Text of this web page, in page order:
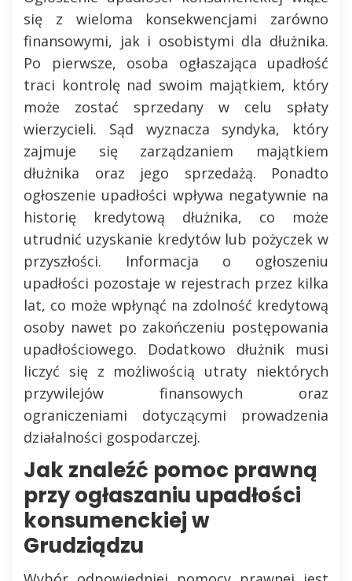
się z wieloma konsekwencjami zarówno
finansowymi, jak i osobistymi dla dłużnika.
Po pierwsze, osoba ogłaszająca upadłość
traci kontrolę nad swoim majątkiem, który
może zostać sprzedany w celu spłaty
wierzycieli. Sąd wyznacza syndyka, który
zajmuje się zarządzaniem majątkiem
dłużnika oraz jego sprzedażą. Ponadto
ogłoszenie upadłości wpływa negatywnie na
historię kredytową dłużnika, co może
utrudnić uzyskanie kredytów lub pożyczek w
przyszłości. Informacja o ogłoszeniu
upadłości pozostaje w rejestrach przez kilka
lat, co może wpłynąć na zdolność kredytową
osoby nawet po zakończeniu postępowania
upadłościowego. Dodatkowo dłużnik musi
liczyć się z możliwością utraty niektórych
przywilejów finansowych oraz
ograniczeniami dotyczącymi prowadzenia
działalności gospodarczej.
Jak znaleźć pomoc prawną
przy ogłaszaniu upadłości
konsumenckiej w
Grudziądzu